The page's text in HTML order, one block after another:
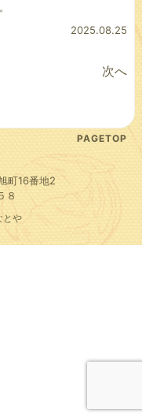
2025.08.25
次へ
PAGETOP
町16番地2
８
とや